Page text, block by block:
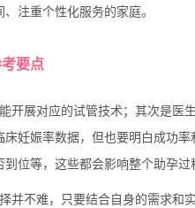
注重个性化服务的家庭。
要点
开展对应的试管技术；其次是医
妊娠率数据，但也要明白成功率
位等，这些都会影响整个助孕过
并不难，只要结合自身的需求和